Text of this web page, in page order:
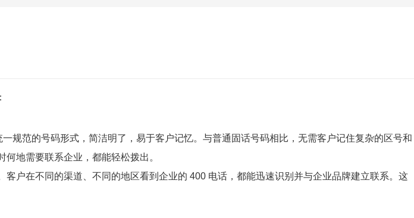
规范的号码形式，简洁明了，易于客户记忆。与普通固话号码相比，无需客户记住复杂的区号和
地需要联系企业，都能轻松拨出。
户在不同的渠道、不同的地区看到企业的 400 电话，都能迅速识别并与企业品牌建立联系。这